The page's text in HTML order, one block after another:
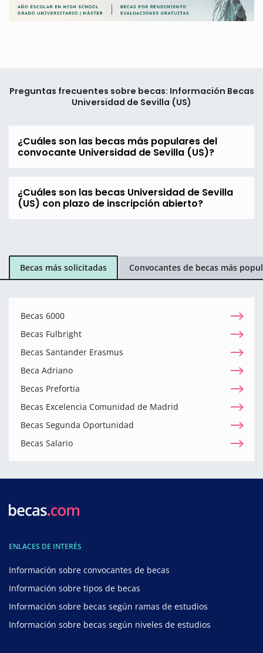
Preguntas frecuentes sobre becas: Información Becas
Universidad de Sevilla (US)
¿Cuáles son las becas más populares del
convocante Universidad de Sevilla (US)?
¿Cuáles son las becas Universidad de Sevilla
(US) con plazo de inscripción abierto?
Becas más solicitadas Convocantes de becas más
Becas 6000
Becas Fulbright
Becas Santander Erasmus
Beca Adriano
Becas Prefortia
Becas Excelencia Comunidad de Madrid
Becas Segunda Oportunidad
Becas Salario
ENLACES DE INTERÉS
Información sobre convocantes de becas
Información sobre tipos de becas
Información sobre becas según ramas de estudios
Información sobre becas según niveles de estudios